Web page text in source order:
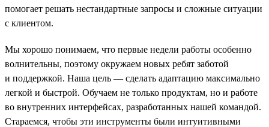
помогает решать нестандартные запросы и сложные ситуации
с клиентом.
Мы хорошо понимаем, что первые недели работы особенно
волнительны, поэтому окружаем новых ребят заботой
и поддержкой. Наша цель — сделать адаптацию максимально
легкой и быстрой. Обучаем не только продуктам, но и работе
во внутренних интерфейсах, разработанных нашей командой.
Стараемся, чтобы эти инструменты были интуитивными